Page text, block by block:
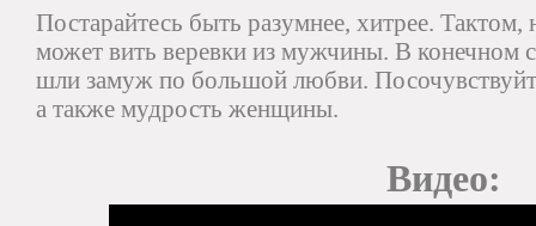
Постарайтесь быть разумнее, хитрее.
может вить веревки из мужчины. В конечном
шли замуж по большой любви.
а также мудрость женщины.
Видео: